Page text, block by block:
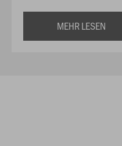
MEHR LESEN